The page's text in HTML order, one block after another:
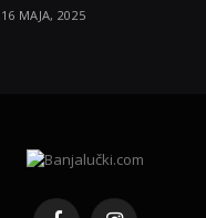
16 MAJA, 2025